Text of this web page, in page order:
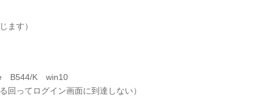
ます）
B544/K win10
ってログイン画面に到達しない）